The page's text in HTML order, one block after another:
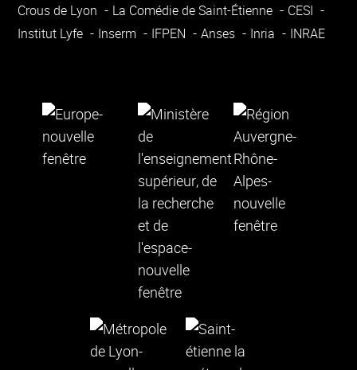
Crous de Lyon
La Comédie de Saint-Étienne
CESI
Institut Lyfe
Inserm IFPEN Anses Inria INRAE